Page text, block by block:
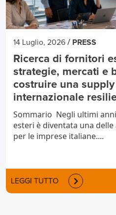
14 Luglio, 2026 / PRESS
Ricerca di fornitori
strategie, mercati e
costruire una
internazionale
Sommario Negli ultimi
esteri è diventata una
per le imprese italiane....
LEGGI TUTTO